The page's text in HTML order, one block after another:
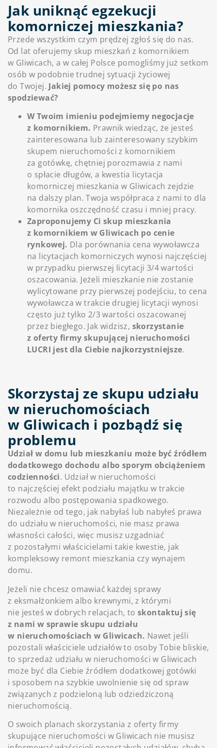
Jak uniknąć egzekucji
komorniczej mieszkania?
Przede wszystkim czym prędzej zgłoś się do nas.
Od lat oferujemy skup mieszkań z komornikiem
w Gliwicach, a w całej Polsce pomogliśmy już setkom
osób w podobnie trudnej sytuacji życiowej
do Twojej. Jakiej pomocy możesz się po nas
spodziewać?
W Twoim imieniu podejmiemy negocjacje
z komornikiem. Prawnik wiedząc, że jesteś
zainteresowana lub zainteresowany szybkim
skupem nieruchomości z komornikiem
za gotówkę, chętniej porozmawia z nami
o spłacie długów, a kwestia licytacja
komorniczej mieszkania w Gliwicach zejdzie
na dalszy plan. Twoja współpraca z nami to dla
komornika oszczędność czasu i mniej pracy.
Zaproponujemy Ci skup mieszkania
z komornikiem w Gliwicach po cenie
rynkowej. Dla porównania cena wywoławcza
na licytacjach komorniczych wynosi najczęściej
w przypadku pierwszej licytacji 3/4 wartości
oszacowania. Jeżeli mieszkanie nie zostanie
wylicytowane przy pierwszej podejściu, to cena
wywoławcza w trakcie drugiej licytacji wynosi
często już tylko 2/3 wartości oszacowanej
przez biegłego. Jak widzisz, skorzystanie
z oferty firmy skupującej nieruchomości
LUCRI jest dla Ciebie najkorzystniejsze.
Skorzystaj ze skupu udziału
w nieruchomościach
w Gliwicach i pozbądź się
problemu
Udział w domu lub mieszkaniu może być źródłem
dodatkowego dochodu albo sporym obciążeniem
codzienności. Udział w nieruchomości
to najczęściej efekt podziału majątku w trakcie
rozwodu albo postępowania spadkowego.
Niezależnie od tego, jak nabyłaś lub nabyłeś prawa
do udziału w nieruchomości, nie masz prawa
własności całości, więc musisz uzgadniać
z pozostałymi właścicielami takie kwestie, jak
kompleksowy remont mieszkania czy wynajem
domu.
Jeżeli nie chcesz omawiać każdej sprawy
z eksmałżonkiem albo krewnymi, z którymi
nie jesteś w dobrych relacjach, to skontaktuj się
z nami w sprawie skupu udziału
w nieruchomościach w Gliwicach. Nawet jeśli
pozostali właściciele udziałów to osoby Tobie bliskie,
to sprzedaż udziału w nieruchomości w Gliwicach
może być dla Ciebie źródłem dodatkowej gotówki
i sposobem na szybkie uwolnienie się od spraw
związanych z podzieloną lub odziedziczoną
nieruchomością.
O swoich planach skorzystania z oferty firmy
skupujące nieruchomości w Gliwicach nie musisz